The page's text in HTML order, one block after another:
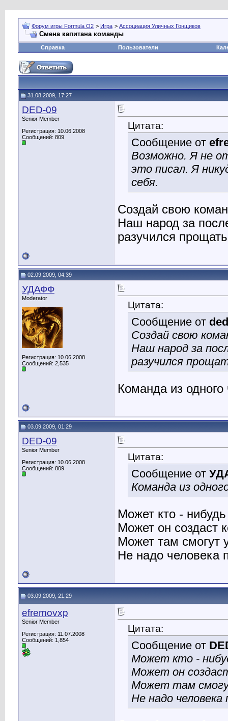
Форум игры Formula O2 > Игра > Ассоциация Уличных Гонщиков
Смена капитана команды
Справка Пользователи
31.08.2009, 17:27
DED-09
Senior Member
Регистрация: 10.06.2008
Сообщений: 809
Цитата:
Сообщение от
Возможно. Я не
это писал. Я
себя.
Создай свою
Наш народ за
разучился
02.09.2009, 04:39
УДАФФ
Moderator
Регистрация: 10.06.2008
Сообщений: 2,535
Цитата:
Сообщение от
Создай свою
Наш народ за
разучился
Команда из
03.09.2009, 01:29
DED-09
Senior Member
Регистрация: 10.06.2008
Сообщений: 809
Цитата:
Сообщение от
Команда из
Может кто -
Может он создаст
Может там смогут
Не надо человека
03.09.2009, 21:29
efremovxp
Senior Member
Регистрация: 11.07.2008
Сообщений: 1,854
Цитата:
Сообщение от
Может кто -
Может он
Может там
Не надо